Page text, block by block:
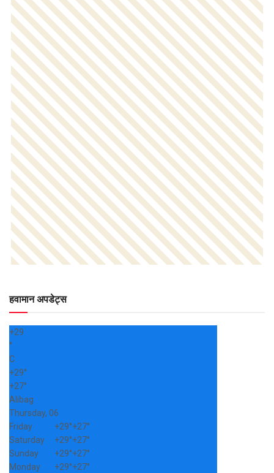
हवामान अपडेट्स
+29
°
C
+29°
+27°
Alibag
Thursday, 06
Friday
+29°+27°
Saturday
+29°+27°
Sunday
+29°+27°
Monday
+29°+27°